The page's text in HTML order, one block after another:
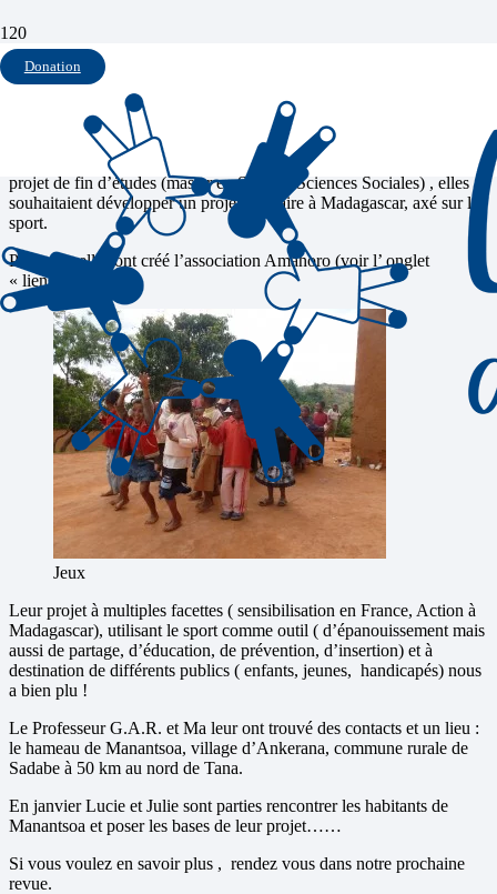
Donation
Amahoro à Madagascar
En octobre 2012, 2 étudiantes à la faculté de sport de Rennes ont
pris contact avec Les Enfants Avant Tout: dans le cadre de leur
projet de fin d’études (master en Sport et Sciences Sociales) , elles
souhaitaient développer un projet solidaire à Madagascar, axé sur le
sport.
Pour cela elles ont créé l’association Amahoro (voir l’ onglet
« liens »).
Jeux
Leur projet à multiples facettes ( sensibilisation en France, Action à
Madagascar), utilisant le sport comme outil ( d’épanouissement mais
aussi de partage, d’éducation, de prévention, d’insertion) et à
destination de différents publics ( enfants, jeunes, handicapés) nous
a bien plu !
Le Professeur G.A.R. et Ma leur ont trouvé des contacts et un lieu :
le hameau de Manantsoa, village d’Ankerana, commune rurale de
Sadabe à 50 km au nord de Tana.
En janvier Lucie et Julie sont parties rencontrer les habitants de
Manantsoa et poser les bases de leur projet……
Si vous voulez en savoir plus , rendez vous dans notre prochaine
revue.